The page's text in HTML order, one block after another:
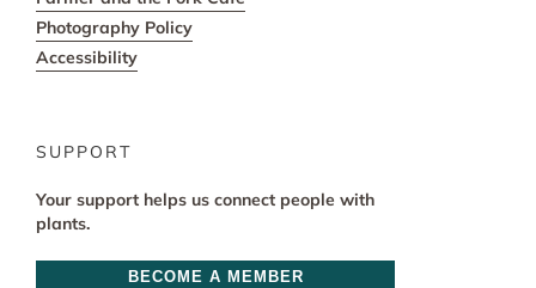
Photography Policy
Accessibility
SUPPORT
Your support helps us connect people with
plants.
BECOME A MEMBER